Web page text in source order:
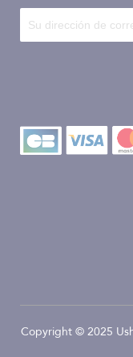
Copyright © 2025